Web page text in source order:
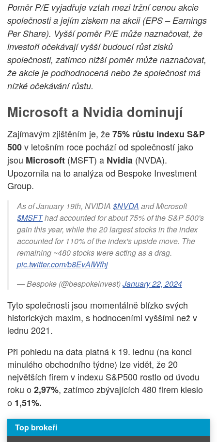
Poměr P/E vyjadřuje vztah mezi tržní cenou akcie
společnosti a jejím ziskem na akcii (EPS – Earnings
Per Share). Vyšší poměr P/E může naznačovat, že
investoři očekávají vyšší budoucí růst zisků
společnosti, zatímco nižší poměr může naznačovat,
že akcie je podhodnocená nebo že společnost má
nízké očekávání růstu.
Microsoft a Nvidia dominují
Zajímavým zjištěním je, že75% růstu indexu S&P
500v letošním roce pochází od společností jako
jsou Microsoft (MSFT) a Nvidia (NVDA).
Upozornila na to analýza od Bespoke Investment
Group.
As of January 19th, NVIDIA $NVDA and Microsoft
$MSFThad accounted for about 75% of the S&P 500's
gain this year, while the 20 largest stocks in the index
accounted for 110% of the index's upside move. The
remaining ~480 stocks were acting as a drag.
pic.twitter.com/b8EvAIWfhj
— Bespoke (@bespokeinvest)January 22, 2024
Tyto společnosti jsou momentálně blízko svých
historických maxim, s hodnoceními vyššími než v
lednu 2021.
Při pohledu na data platná k 19. lednu (na konci
minulého obchodního týdne) lze vidět, že 20
největších firem v indexu S&P500 rostlo od úvodu
roku o 2,97%, zatímco zbývajících 480 firem kleslo
o 1,51%.
Top brokeři